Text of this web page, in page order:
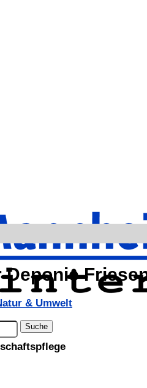
& Umwelt